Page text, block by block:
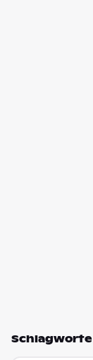
Schlagworte